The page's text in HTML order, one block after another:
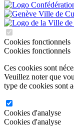
Cookies fonctionnels
Cookies fonctionnels
Ces cookies sont
Veuillez noter que
type de cookies sont
Cookies d'analyse
Cookies d'analyse